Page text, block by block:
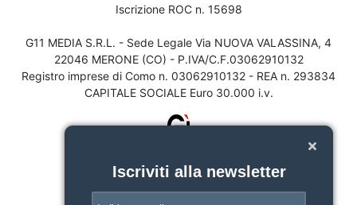
Iscrizione ROC n. 15698
G11 MEDIA S.R.L. - Sede Legale Via NUOVA VALASSINA, 4
22046 MERONE (CO) - P.IVA/C.F.03062910132
Registro imprese di Como n. 03062910132 - REA n. 293834
CAPITALE SOCIALE Euro 30.000 i.v.
Iscriviti alla newsletter